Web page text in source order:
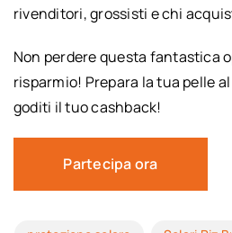
rivenditori, grossisti e chi
Non perdere questa fantastica
risparmio! Prepara la tua pelle
goditi il tuo cashback!
Partecipa ora